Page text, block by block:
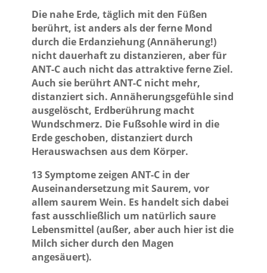
Die nahe Erde, täglich mit den Füßen
berührt, ist anders als der ferne Mond
durch die Erdanziehung (Annäherung!)
nicht dauerhaft zu distanzieren, aber für
ANT-C auch nicht das attraktive ferne Ziel.
Auch sie berührt ANT-C nicht mehr,
distanziert sich. Annäherungsgefühle sind
ausgelöscht, Erdberührung macht
Wundschmerz. Die Fußsohle wird in die
Erde geschoben, distanziert durch
Herauswachsen aus dem Körper.
13 Symptome zeigen ANT-C in der
Auseinandersetzung mit Saurem, vor
allem saurem Wein. Es handelt sich dabei
fast ausschließlich um natürlich saure
Lebensmittel (außer, aber auch hier ist die
Milch sicher durch den Magen
angesäuert).